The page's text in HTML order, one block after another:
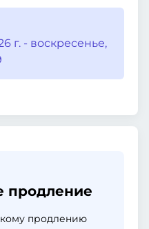
г. - воскресенье,
продление
продлению